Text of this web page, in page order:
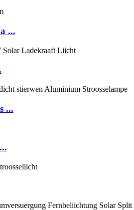
...
...